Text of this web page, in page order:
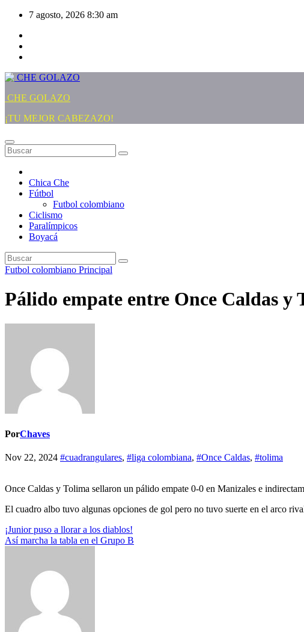
Saltar
contenido
7 agosto, 2026 8:30 am
CHE GOLAZO
¡TU MEJOR CABEZAZO!
Chica Che
Fútbol
Futbol colombiano
Ciclismo
Paralímpicos
Boyacá
Futbol colombiano Principal
Pálido empate entre Once Caldas y
PorChaves
Nov 22, 2024 #cuadrangulares, #liga colombiana, #Once Caldas, #tolima
Once Caldas y Tolima sellaron un pálido empate 0-0 en Manizales e
El cuadro albo tuvo algunas opciones de gol pero no tuvo suerte en el arco
Navegación
de
¡Junior puso a llorar a los diablos!
Así marcha la tabla en el Grupo B